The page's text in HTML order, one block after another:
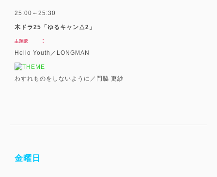
25:00～25:30
木ドラ25「ゆるキャン△2」
Hello Youth／LONGMAN
わすれものをしないように／門脇 更紗
金曜日